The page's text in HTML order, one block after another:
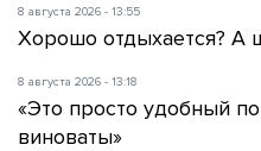
8 августа 2026 - 13:55
Хорошо отдыхается? А
8 августа 2026 - 13:18
«Это просто удобный
виноваты»